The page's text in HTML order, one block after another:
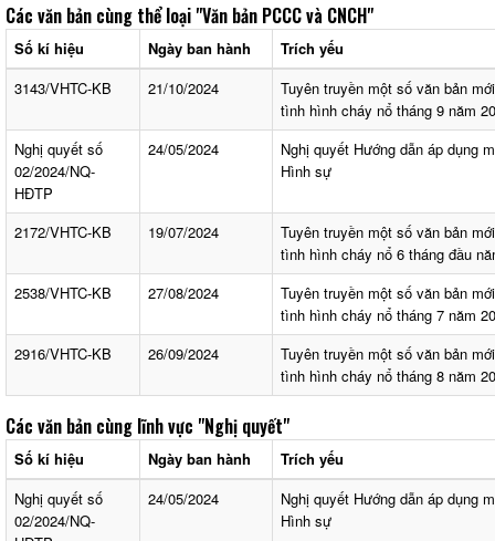
Các văn bản cùng thể loại "Văn bản PCCC và CNCH"
Số kí hiệu Ngày ban hành
Trích yếu
3143/VHTC-KB
21/10/2024
Tuyên truyền một số văn bản
tình hình cháy nổ tháng 9 năm
Nghị quyết số
02/2024/NQ-
HĐTP
24/05/2024
Nghị quyết Hướng dẫn áp dụng
Hình sự
2172/VHTC-KB 19/07/2024
Tuyên truyền một số văn bản
tình hình cháy nổ 6 tháng đầu
2538/VHTC-KB
27/08/2024
Tuyên truyền một số văn bản
tình hình cháy nổ tháng 7 năm
2916/VHTC-KB
26/09/2024
Tuyên truyền một số văn bản
tình hình cháy nổ tháng 8 năm
Các văn bản cùng lĩnh vực "Nghị quyết"
Số kí hiệu Ngày ban hành
Trích yếu
Nghị quyết số
02/2024/NQ-
24/05/2024
Nghị quyết Hướng dẫn áp dụng
Hình sự